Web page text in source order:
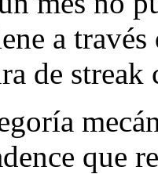
a
de streak
que